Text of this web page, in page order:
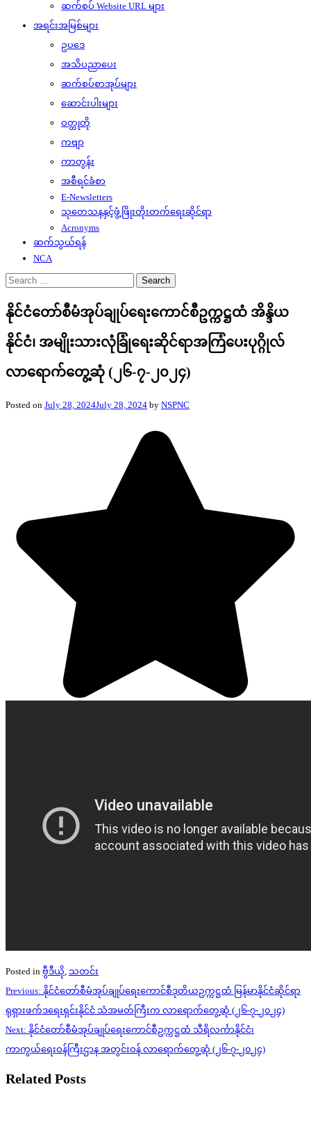
ဆက်စပ် Website URL များ
အရင်းအမြစ်များ
ဥပဒေ
အသိပညာပေး
ဆက်စပ်စာအုပ်များ
ဆောင်းပါးများ
ဝတ္ထုတို
ကဗျာ
ကာတွန်း
အစီရင်ခံစာ
E-Newsletters
သုတေသနနှင့်ဖွံ့ဖြိုးတိုးတက်ရေးဆိုင်ရာ
Acronyms
ဆက်သွယ်ရန်
NCA
Search
for:
နိုင်ငံတော်စီမံအုပ်ချုပ်ရေးကောင်စီဥက္ကဋ္ဌထံ အိန္ဒိယ
နိုင်ငံ၊ အမျိုးသားလုံခြုံရေးဆိုင်ရာအကြံပေးပုဂ္ဂိုလ်
လာရောက်တွေ့ဆုံ (၂၆-၇-၂၀၂၄)
Posted on July 28, 2024July 28, 2024 by NSPNC
Posted in ဗွီဒီယို, သတင်း
Post
navigation
Previous: နိုင်ငံတော်စီမံအုပ်ချုပ်ရေးကောင်စီဒုတိယဥက္ကဋ္ဌထံ မြန်မာနိုင်ငံဆိုင်ရာ
ရုရှားဖက်ဒရေးရှင်းနိုင်ငံ သံအမတ်ကြီးက လာရောက်တွေ့ဆုံ (၂၆-၇-၂၀၂၄)
Next: နိုင်ငံတော်စီမံအုပ်ချုပ်ရေးကောင်စီဥက္ကဋ္ဌထံ သီရိလင်္ကာနိုင်ငံ၊
ကာကွယ်ရေးဝန်ကြီးဌာန အတွင်းဝန် လာရောက်တွေ့ဆုံ (၂၆-၇-၂၀၂၄)
Related Posts